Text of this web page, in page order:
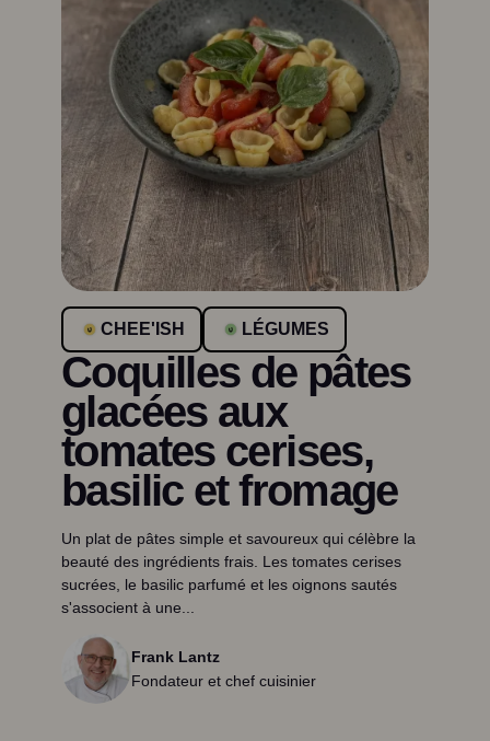
CHEE'ISH LÉGUMES
Coquilles de pâtes
glacées aux
tomates cerises,
basilic et fromage
Un plat de pâtes simple et savoureux qui célèbre la
beauté des ingrédients frais. Les tomates cerises
sucrées, le basilic parfumé et les oignons sautés
s'associent à une...
Frank Lantz
Fondateur et chef cuisinier